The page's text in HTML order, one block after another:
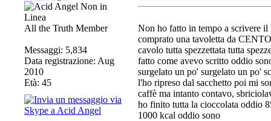
All the Truth Member
Messaggi: 5,834
Data registrazione: Aug
2010
Età: 45
Non ho fatto in tempo a scrivere
comprato una tavoletta da
cavolo tutta spezzettata tutta
fatto come avevo scritto oddio
surgelato un po' surgelato un po'
l'ho ripreso dal sacchetto poi mi
caffè ma intanto contavo,
ho finito tutta la cioccolata oddio
1000 kcal oddio sono